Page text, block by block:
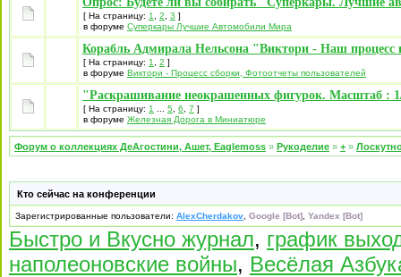
[ На страницу: 1 2 3 ]
в форуме Суперкары Лучшие Автомобили Mира
Корабль Адмирала Нельсона "Виктори - Наш процесс
[ На страницу: 1 2 ]
в форуме Виктори - Процесс сборки, Фотоотчеты пользователей
"Раскрашивание неокрашенных фигурок. Масштаб :
[ На страницу: 1 5 6 7 ]
в форуме Железная Дорога в Миниатюре
Форум о коллекциях ДеАгостини, Ашет, Eaglemoss » Рукоделие » + »
Кто сейчас на конференции
Зарегистрированные пользователи: AlexCherdakov Google [Bot] Yandex [Bot]
Быстро и Вкусно журнал, график
наполеоновские войны, Весёлая